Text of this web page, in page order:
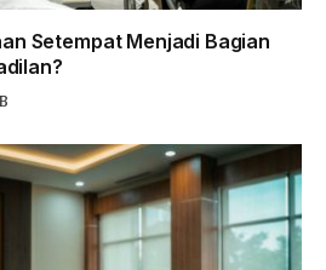
Setempat Menjadi Bagian